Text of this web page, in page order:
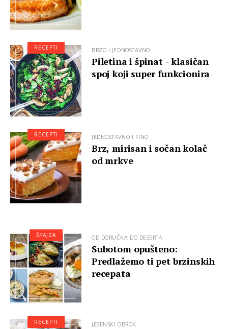
BRZO I JEDNOSTAVNO
Piletina i špinat - klasičan
spoj koji super funkcionira
RECEPTI
JEDNOSTAVNO I FINO
Brz, mirisan i sočan kolač
od mrkve
RECEPTI
OD DORUČKA DO DESERTA
Subotom opušteno:
Predlažemo ti pet brzinskih
recepata
ŠPAJZA
JESENSKI OBROK
RECEPTI